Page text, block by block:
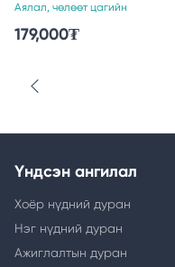
Аялал, чөлөөт цагийн
179,000₮
Үндсэн ангилал
Хоёр нүдний дуран
Нэг нүдний дуран
Ажиглалтын дуран